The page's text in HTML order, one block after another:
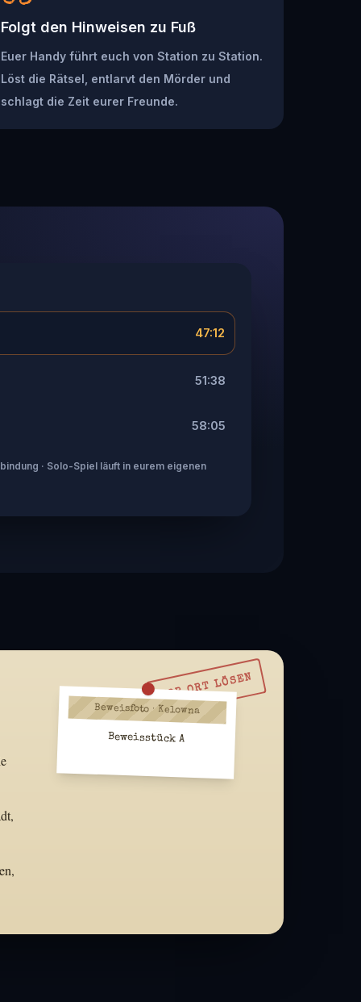
Folgt den Hinweisen zu Fuß
Euer Handy führt euch von Station zu Station.
Löst die Rätsel, entlarvt den Mörder und
schlagt die Zeit eurer Freunde.
47:12
51:38
58:05
· Solo-Spiel läuft in eurem eigenen
VOR ORT LÖSEN
Beweisfoto · Kelowna
Beweisstück A